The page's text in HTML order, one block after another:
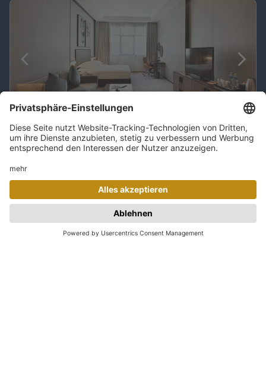
Asiana Grand Hotel
Deira| The Palm Jumeirah
100% 2 Bewertungen
6 Nächte im Hotel Deluxe-Zimmer
Ohne Verpflegung
Inklusive Flug ab Berlin-Brandenburg